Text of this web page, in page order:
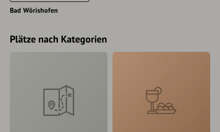
Bad Wörishofen
Plätze nach Kategorien